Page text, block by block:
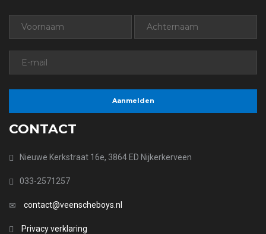
CONTACT
Nieuwe Kerkstraat 16e, 3864 ED Nijkerkerveen
033-2571257
contact@veenscheboys.nl
Privacy verklaring